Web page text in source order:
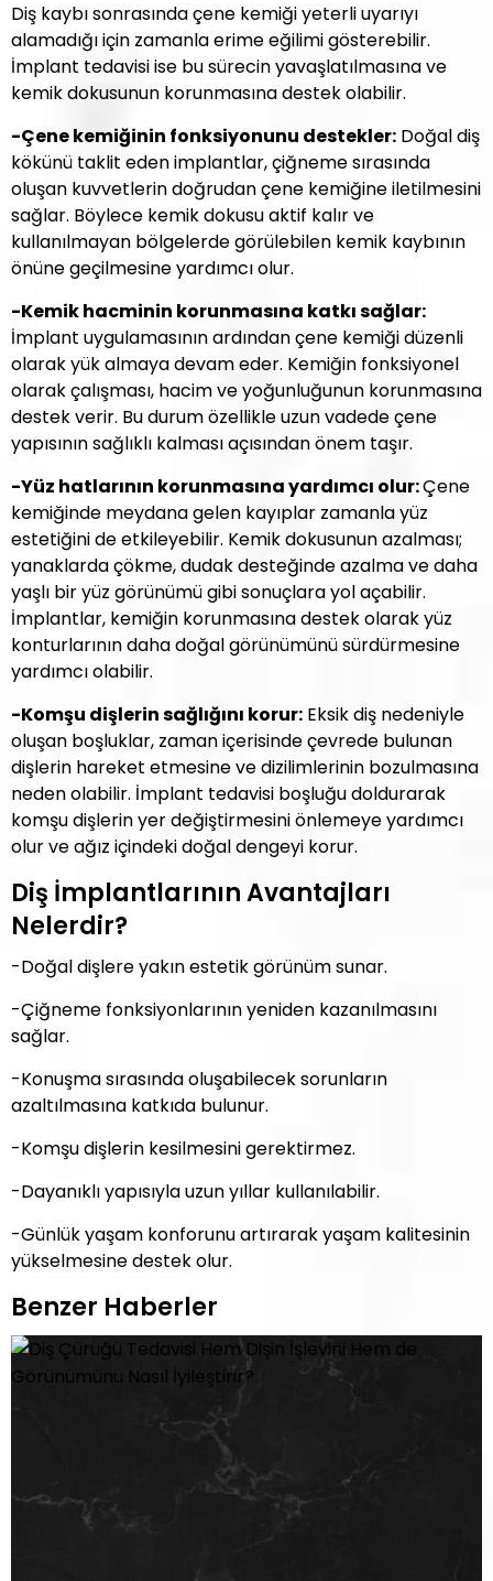
Diş kaybı sonrasında çene kemiği yeterli uyarıyı
alamadığı için zamanla erime eğilimi gösterebilir.
İmplant tedavisi ise bu sürecin yavaşlatılmasına ve
kemik dokusunun korunmasına destek olabilir.
-Çene kemiğinin fonksiyonunu destekler: Doğal diş
kökünü taklit eden implantlar, çiğneme sırasında
oluşan kuvvetlerin doğrudan çene kemiğine iletilmesini
sağlar. Böylece kemik dokusu aktif kalır ve
kullanılmayan bölgelerde görülebilen kemik kaybının
önüne geçilmesine yardımcı olur.
-Kemik hacminin korunmasına katkı sağlar:
İmplant uygulamasının ardından çene kemiği düzenli
olarak yük almaya devam eder. Kemiğin fonksiyonel
olarak çalışması, hacim ve yoğunluğunun korunmasına
destek verir. Bu durum özellikle uzun vadede çene
yapısının sağlıklı kalması açısından önem taşır.
-Yüz hatlarının korunmasına yardımcı olur:Çene
kemiğinde meydana gelen kayıplar zamanla yüz
estetiğini de etkileyebilir. Kemik dokusunun azalması;
yanaklarda çökme, dudak desteğinde azalma ve daha
yaşlı bir yüz görünümü gibi sonuçlara yol açabilir.
İmplantlar, kemiğin korunmasına destek olarak yüz
konturlarının daha doğal görünümünü sürdürmesine
yardımcı olabilir.
-Komşu dişlerin sağlığını korur: Eksik diş nedeniyle
oluşan boşluklar, zaman içerisinde çevrede bulunan
dişlerin hareket etmesine ve dizilimlerinin bozulmasına
neden olabilir. İmplant tedavisi boşluğu doldurarak
komşu dişlerin yer değiştirmesini önlemeye yardımcı
olur ve ağız içindeki doğal dengeyi korur.
Diş İmplantlarının Avantajları
Nelerdir?
-Doğal dişlere yakın estetik görünüm sunar.
-Çiğneme fonksiyonlarının yeniden kazanılmasını
sağlar.
-Konuşma sırasında oluşabilecek sorunların
azaltılmasına katkıda bulunur.
-Komşu dişlerin kesilmesini gerektirmez.
-Dayanıklı yapısıyla uzun yıllar kullanılabilir.
-Günlük yaşam konforunu artırarak yaşam kalitesinin
yükselmesine destek olur.
Benzer Haberler